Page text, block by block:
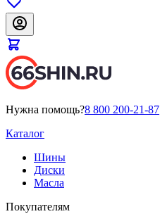
Нужна помощь?8 800 200-21-87
Каталог
Шины
Диски
Масла
Покупателям